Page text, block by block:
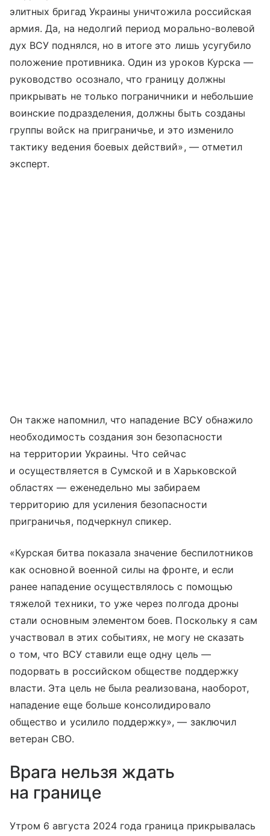
элитных бригад Украины уничтожила российская
армия. Да, на недолгий период морально-волевой
дух ВСУ поднялся, но в итоге это лишь усугубило
положение противника. Один из уроков Курска —
руководство осознало, что границу должны
прикрывать не только пограничники и небольшие
воинские подразделения, должны быть созданы
группы войск на приграничье, и это изменило
тактику ведения боевых действий», — отметил
эксперт.
Он также напомнил, что нападение ВСУ обнажило
необходимость создания зон безопасности
на территории Украины. Что сейчас
и осуществляется в Сумской и в Харьковской
областях — еженедельно мы забираем
территорию для усиления безопасности
приграничья, подчеркнул спикер.
«Курская битва показала значение беспилотников
как основной военной силы на фронте, и если
ранее нападение осуществлялось с помощью
тяжелой техники, то уже через полгода дроны
стали основным элементом боев. Поскольку я сам
участвовал в этих событиях, не могу не сказать
о том, что ВСУ ставили еще одну цель —
подорвать в российском обществе поддержку
власти. Эта цель не была реализована, наоборот,
нападение еще больше консолидировало
общество и усилило поддержку», — заключил
ветеран СВО.
Врага нельзя ждать
на границе
Утром 6 августа 2024 года граница прикрывалась